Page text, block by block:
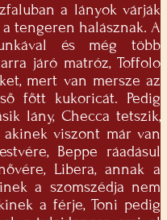
a lányok várják
tengeren halásznak. A
és még több
járó matróz, Toffolo
mert van mersze az
főtt kukoricát. Pedig
lány, Checca tetszik,
akinek viszont már van
Beppe ráadásul
Libera, annak a
a szomszédja nem
a férje, Toni pedig